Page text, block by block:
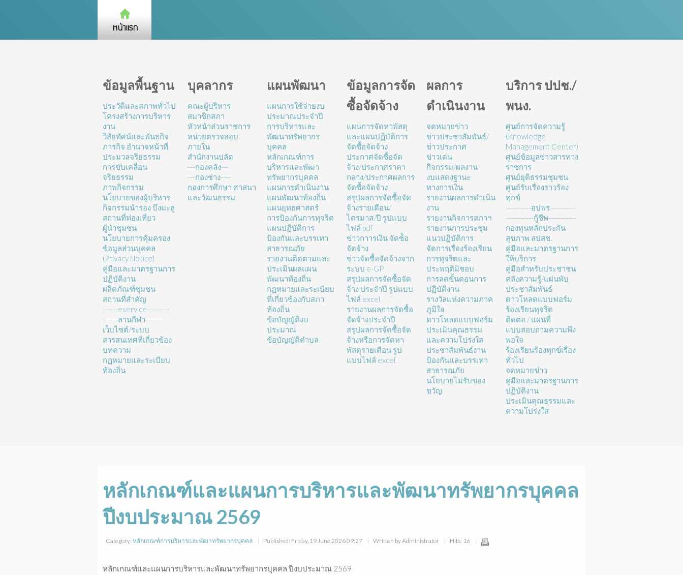
ข้อมูลพื้นฐาน
ประวัติและสภาพทั่วไป
โครงสร้างการบริหาร
งาน
วิสัยทัศน์และพันธกิจ
ภารกิจ อำนาจหน้าที่
ประมวลจริยธรรม
การขับเคลื่อน
จริยธรรม
ภาพกิจกรรม
นโยบายของผู้บริหาร
กิจกรรมนำร่อง บึงมะลู
สถานที่ท่องเที่ยว
ผู้นำชุมชน
นโยบายการคุ้มครอง
ข้อมูลส่วนบุคคล
(Privacy Notice)
คู่มือและมาตรฐานการ
ปฏิบัติงาน
ผลิตภัณฑ์ชุมชน
สถานที่สำคัญ
------eservice---------
------ลานกีฬา-------
เว็บไซต์/ระบบ
สารสนเทศที่เกี่ยวข้อง
บทความ
กฏหมายและระเบียบ
ท้องถิ่น
บุคลากร
คณะผู้บริหาร
สมาชิกสภา
หัวหน้าส่วนราชการ
หน่วยตรวจสอบ
ภายใน
สำนักงานปลัด
---กองคลัง---
---กองช่าง----
กองการศึกษา ศาสนา
และวัฒนธรรม
แผนพัฒนา
แผนการใช้จ่ายงบ
ประมาณประจำปี
การบริหารและ
พัฒนาทรัพยากร
บุคคล
หลักเกณฑ์การ
บริหารและพัฒา
ทรัพยากรบุคคล
แผนการดำเนินงาน
แผนพัฒนาท้องถิ่น
แผนยุทธศาสตร์
การป้องกันการทุจริต
แผนปฏิบัติการ
ป้องกันและบรรเทา
สาธารณภัย
รายงานติดตามและ
ประเมินผลแผน
พัฒนาท้องถิ่น
กฏหมายและระเบียบ
ที่เกี่ยวข้องกับสภา
ท้องถิ่น
ข้อบัญญัติงบ
ประมาณ
ข้อบัญญัติตำบล
ข้อมูลการจัด
ซื้อจัดจ้าง
แผนการจัดหาพัสดุ
และแผนปฏิบัติการ
จัดซื้อจัดจ้าง
ประกาศจัดซื้อจัด
จ้าง/ประกาศราคา
กลาง/ประกาศผลการ
จัดซื้อจัดจ้าง
สรุปผลการจัดซื้อจัด
จ้างรายเดือน/
ไตรมาส/ปี รูปแบบ
ไฟล์ pdf
ข่าวกาารเงิน จัดซ์้อ
จัดจ้าง
ข่าวจัดซื้อจัดจ้างจาก
ระบบ e-GP
สรุปผลการจัดซื้อจัด
จ้าง ประจำปี รูปแบบ
ไฟล์ excel
รายงานผลการจัดซื้อ
จัดจ้างประจำปี
สรุปผลการจัดซื้อจัด
จ้างหรือการจัดหา
พัสดุรายเดือน รูป
แบบไฟล์ excel
ผลการ
ดำเนินงาน
จดหมายข่าว
ข่าวประชาสัมพันธ์/
ข่าวประกาศ
ข่าวเด่น
กิจกรรม/ผลงาน
งบแสดงฐานะ
ทางการเงิน
รายงานผลการดำเนิน
งาน
รายงานกิจการสภาฯ
รายงานการประชุม
แนวปฏิบัติการ
จัดการเรื่องร้องเรียน
การทุจริตและ
ประพฤติมิชอบ
การลดขั้นตอนการ
ปฏิบัติงาน
รางวัลแห่งความภาค
ภูมิใจ
ดาวโหลดแบบฟอร์ม
ประเมินคุณธรรม
และความโปร่งใส
ประชาสัมพันธ์งาน
ป้องกันและบรรเทา
สาธารณภัย
นโยบายไม่รับของ
ขวัญ
บริการ ปปช./
พนง.
ศูนย์การจัดความรู้
(Knowledge
Management Center)
ศูนย์ข้อมูลข่าวสารทาง
ราชการ
ศูนย์ยุติธรรมชุมชน
ศูนย์รับเรื่องราวร้อง
ทุกข์
----------อปพร.----------
-----------กู้ชีพ-----------
กองทุนหลักประกัน
สุขภาพ สปสช.
คู่มือและมาตรฐานการ
ให้บริการ
คู่มือสำหรับประชาชน
คลังความรู้/แผ่นพับ
ประชาสัมพันธ์
ดาวโหลดแบบฟอร์ม
ร้องเรียนทุจริต
ติดต่อ / แผนที่
แบบสอบถามความพึง
พอใจ
ร้องเรียนร้องทุกข์เรื่อง
ทั่วไป
จดหมายข่าว
คู่มือและมาตรฐานการ
ปฏิบัติงาน
ประเมินคุณธรรมและ
ความโปร่งใส
หลักเกณฑ์และแผนการบริหารและพัฒนาทรัพยากรบุคคล
ปีงบประมาณ 2569
Category: หลักเกณฑ์การบริหารและพัฒาทรัพยากรบุคคล Published: Friday, 19 June 2026 09:27 Written by Administrator Hits: 16
หลักเกณฑ์และแผนการบริหารและพัฒนาทรัพยากรบุคคล ปีงบประมาณ 2569